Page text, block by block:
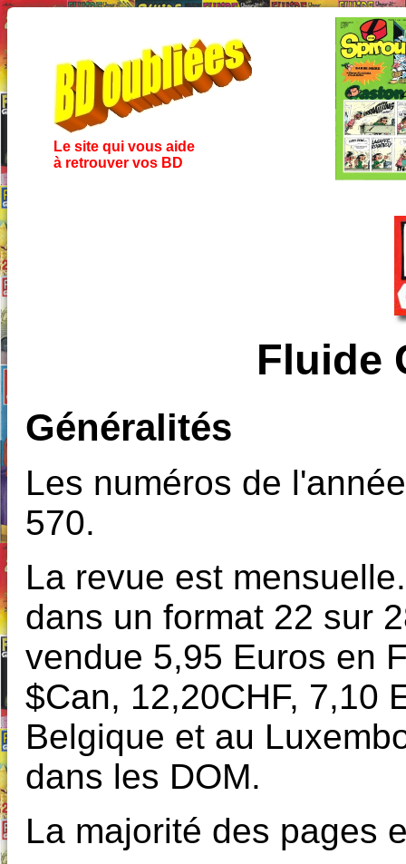
Le site qui vous aide
à retrouver vos BD
Fluide
Généralités
Les numéros de
570.
La revue est
dans un format 22 sur
vendue 5,95 Euros en
$Can, 12,20CHF, 7,10
Belgique et au
dans les DOM.
La majorité des pages